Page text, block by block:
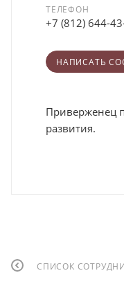
ТЕЛЕФОН
+7 (812) 644-
НАПИСАТЬ
Приверженец
развития.
СПИСОК